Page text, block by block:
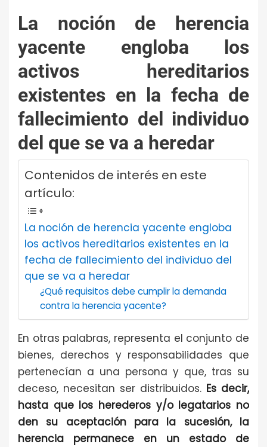
La noción de herencia
yacente engloba los
activos hereditarios
existentes en la fecha de
fallecimiento del individuo
del que se va a heredar
Contenidos de interés en este
artículo:
La noción de herencia yacente engloba
los activos hereditarios existentes en la
fecha de fallecimiento del individuo del
que se va a heredar
¿Qué requisitos debe cumplir la demanda
contra la herencia yacente?
En otras palabras, representa el conjunto de
bienes, derechos y responsabilidades que
pertenecían a una persona y que, tras su
deceso, necesitan ser distribuidos. Es decir,
hasta que los herederos y/o legatarios no
den su aceptación para la sucesión, la
herencia permanece en un estado de